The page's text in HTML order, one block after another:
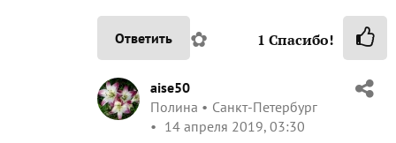
Ответить ✿ 1 Спасибо!
aise50
Полина
Санкт-Петербург
14 апреля 2019, 03:30